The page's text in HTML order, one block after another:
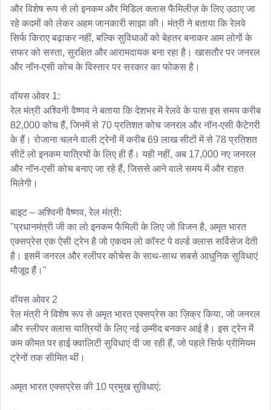
और विशेष रूप से लो इनकम और मिडिल क्लास फैमिलीज़ के लिए उठाए जा
रहे कदमों को लेकर अहम जानकारी साझा की। मंत्री ने बताया कि रेलवे
सिर्फ किराए बढ़ाकर नहीं, बल्कि सुविधाओं को बेहतर बनाकर आम लोगों के
सफर को सस्ता, सुरक्षित और आरामदायक बना रहा है। खासतौर पर जनरल
और नॉन-एसी कोच के विस्तार पर सरकार का फोकस है।
वॉयस ओवर 1:
रेल मंत्री अश्विनी वैष्णव ने बताया कि देशभर में रेलवे के पास इस समय करीब
82,000 कोच हैं, जिनमें से 70 प्रतिशत कोच जनरल और नॉन-एसी कैटेगरी
के हैं। रोजाना चलने वाली ट्रेनों में करीब 69 लाख सीटों में से 78 प्रतिशत
सीटें लो इनकम यात्रियों के लिए ही हैं। यही नहीं, अब 17,000 नए जनरल
और नॉन-एसी कोच बनाए जा रहे हैं, जिससे आने वाले समय में और राहत
मिलेगी।
बाइट – अश्विनी वैष्णव, रेल मंत्री:
"प्रधानमंत्री जी का लो इनकम फैमिली के लिए जो विजन है, अमृत भारत
एक्सप्रेस एक ऐसी ट्रेन है जो एकदम लो कॉस्ट पे वर्ल्ड क्लास सर्विसेज देती
है। इसमें जनरल और स्लीपर कोचेस के साथ-साथ सबसे आधुनिक सुविधाएं
मौजूद हैं।"
वॉयस ओवर 2
रेल मंत्री ने विशेष रूप से अमृत भारत एक्सप्रेस का ज़िक्र किया, जो जनरल
और स्लीपर क्लास यात्रियों के लिए नई उम्मीद बनकर आई है। इस ट्रेन में
कम कीमत पर हाई क्वालिटी सुविधाएं दी जा रही हैं, जो पहले सिर्फ प्रीमियम
ट्रेनों तक सीमित थीं।
अमृत भारत एक्सप्रेस की 10 प्रमुख सुविधाएं: